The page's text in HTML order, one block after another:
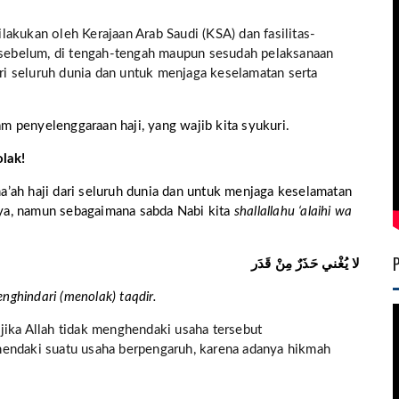
oleh Kerajaan Arab Saudi (KSA) dan fasilitas-
di tengah-tengah maupun sesudah pelaksanaan
seluruh dunia dan untuk menjaga keselamatan serta
penyelenggaraan haji, yang wajib kita syukuri.
haji dari seluruh dunia dan untuk menjaga keselamatan
namun sebagaimana sabda Nabi kita shallallahu ‘alaihi wa
لا يُغْني حَذَرٌ مِنْ قَدَر
(menolak) taqdir.
Allah tidak menghendaki usaha tersebut
suatu usaha berpengaruh, karena adanya hikmah